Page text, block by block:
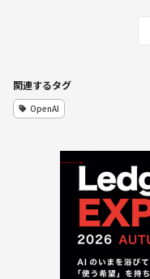
関連するタグ
OpenAI